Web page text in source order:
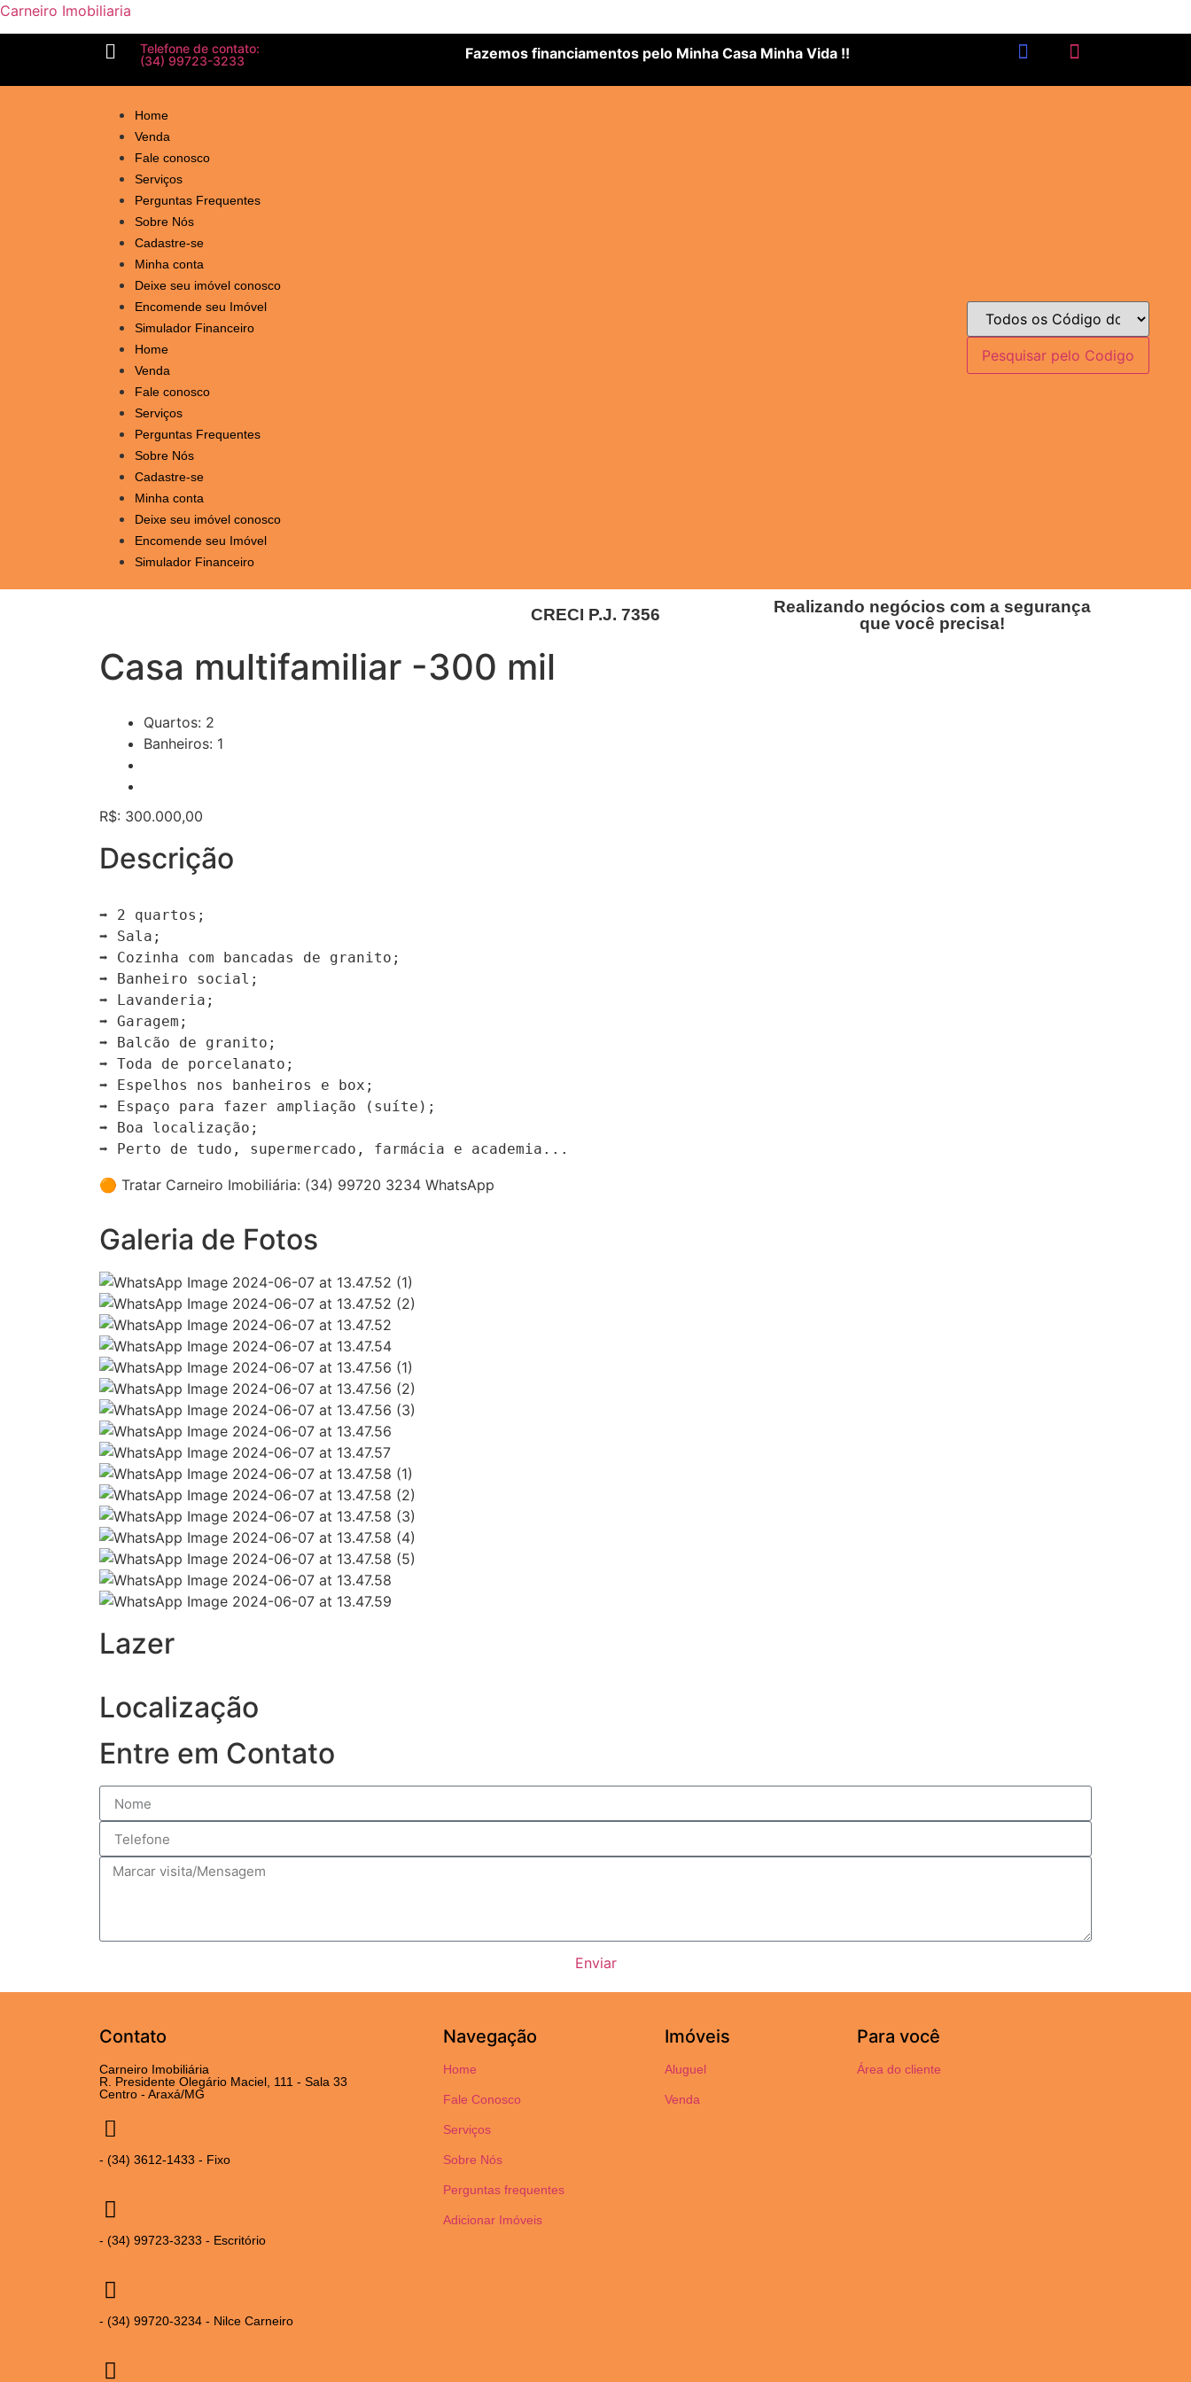
Carneiro Imobiliaria
Telefone de contato:
(34) 99723-3233
Fazemos financiamentos pelo Minha Casa Minha Vida !!
Home
Venda
Fale conosco
Serviços
Perguntas Frequentes
Sobre Nós
Cadastre-se
Minha conta
Deixe seu imóvel conosco
Encomende seu Imóvel
Simulador Financeiro
Home
Venda
Fale conosco
Serviços
Perguntas Frequentes
Sobre Nós
Cadastre-se
Minha conta
Deixe seu imóvel conosco
Encomende seu Imóvel
Simulador Financeiro
CRECI P.J. 7356
Realizando negócios com a segurança
que você precisa!
Casa multifamiliar -300 mil
Quartos: 2
Banheiros: 1
R$: 300.000,00
Descrição
➡️ 2 quartos;
➡️ Sala;
➡️ Cozinha com bancadas de granito;
➡️ Banheiro social;
➡️ Lavanderia;
➡️ Garagem;
➡️ Balcão de granito;
➡️ Toda de porcelanato;
➡️ Espelhos nos banheiros e box;
➡️ Espaço para fazer ampliação (suíte);
➡️ Boa localização;
➡️ Perto de tudo, supermercado, farmácia e academia...
🟠 Tratar Carneiro Imobiliária: (34) 99720 3234 WhatsApp
Galeria de Fotos
Lazer
Localização
Entre em Contato
Enviar
Contato
Carneiro Imobiliária
R. Presidente Olegário Maciel, 111 - Sala 33
Centro - Araxá/MG
- (34) 3612-1433 - Fixo
- (34) 99723-3233 - Escritório
- (34) 99720-3234 - Nilce Carneiro
Navegação
Home
Fale Conosco
Serviços
Sobre Nós
Perguntas frequentes
Adicionar Imóveis
Imóveis
Aluguel
Venda
Para você
Área do cliente